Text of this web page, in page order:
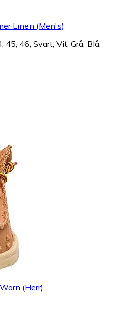
Linen (Men's)
45, 46, Svart, Vit, Grå, Blå,
(Herr)